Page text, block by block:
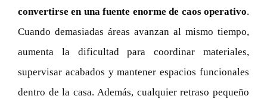
convertirse en una fuente enorme de caos operativo.
Cuando demasiadas áreas avanzan al mismo tiempo,
aumenta la dificultad para coordinar materiales,
supervisar acabados y mantener espacios funcionales
dentro de la casa. Además, cualquier retraso pequeño